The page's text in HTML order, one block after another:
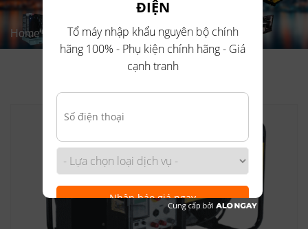
Home Tin tức
ĐIỆN
Tổ máy nhập khẩu nguyên bộ chính
hãng 100% - Phụ kiện chính hãng - Giá
cạnh tranh
Nhận báo giá ngay